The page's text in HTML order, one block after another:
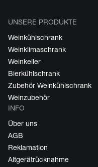
UNSERE PRODUKTE
Weinkühlschrank
Weinklimaschrank
Weinkeller
Bierkühlschrank
Zubehör Weinkühlschrank
Weinzubehör
INFO
Über uns
AGB
Reklamation
Altgerätrücknahme